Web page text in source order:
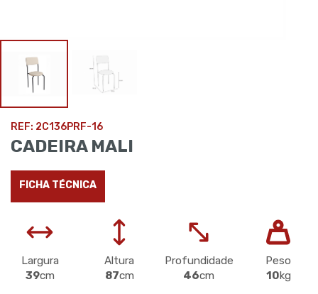
REF: 2C136PRF-16
CADEIRA MALI
FICHA TÉCNICA
Largura
39cm
Altura
87cm
Profundidade
46cm
Peso
10kg